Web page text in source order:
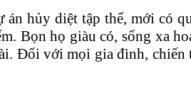
hủy diệt tập thể, mới có
Bọn họ giàu có, sống xa
Đối với mọi gia đình,